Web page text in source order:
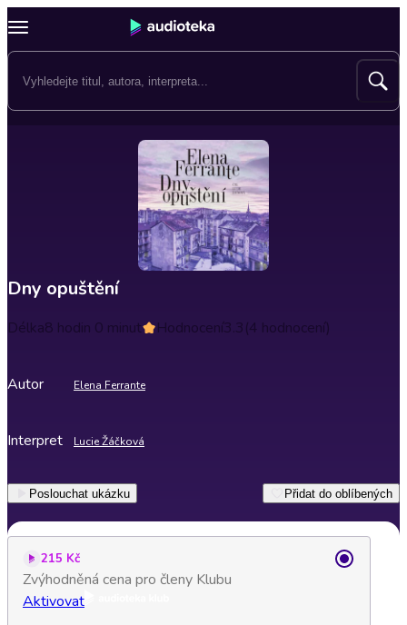
Dny opuštění
Délka8 hodin 0 minut Hodnocení3.3(4 hodnocení)
Autor Elena Ferrante
Interpret Lucie Žáčková
Poslouchat ukázku Přidat do oblíbených
215 Kč
Zvýhodněná cena pro členy Klubu
Aktivovat